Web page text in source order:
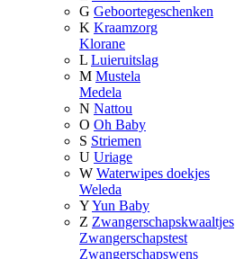
G Geboortegeschenken
K Kraamzorg
Klorane
L Luieruitslag
M Mustela
Medela
N Nattou
O Oh Baby
S Striemen
U Uriage
W Waterwipes doekjes
Weleda
YYun Baby
Z Zwangerschapskwaaltjes
Zwangerschapstest
Zwangerschapswens